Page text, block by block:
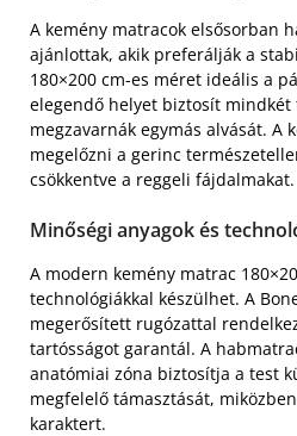
A kemény matracok elsősorban
ajánlottak, akik preferálják a
180×200 cm-es méret ideális a
elegendő helyet biztosít
megzavarnák egymás alvását. A
megelőzni a gerinc
csökkentve a reggeli fájdalmakat.
Minőségi anyagok és
A modern kemény matrac
technológiákkal készülhet. A
megerősített rugózattal
tartósságot garantál. A
anatómiai zóna biztosítja a test
megfelelő támasztását,
karaktert.